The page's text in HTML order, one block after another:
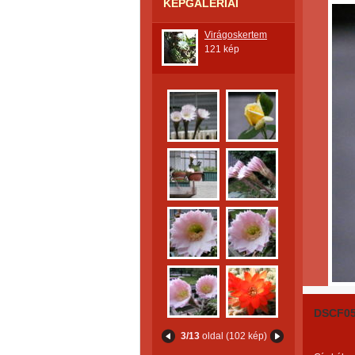
KÉPGALÉRIÁI
Virágoskertem
121 kép
3/13oldal (102 kép)